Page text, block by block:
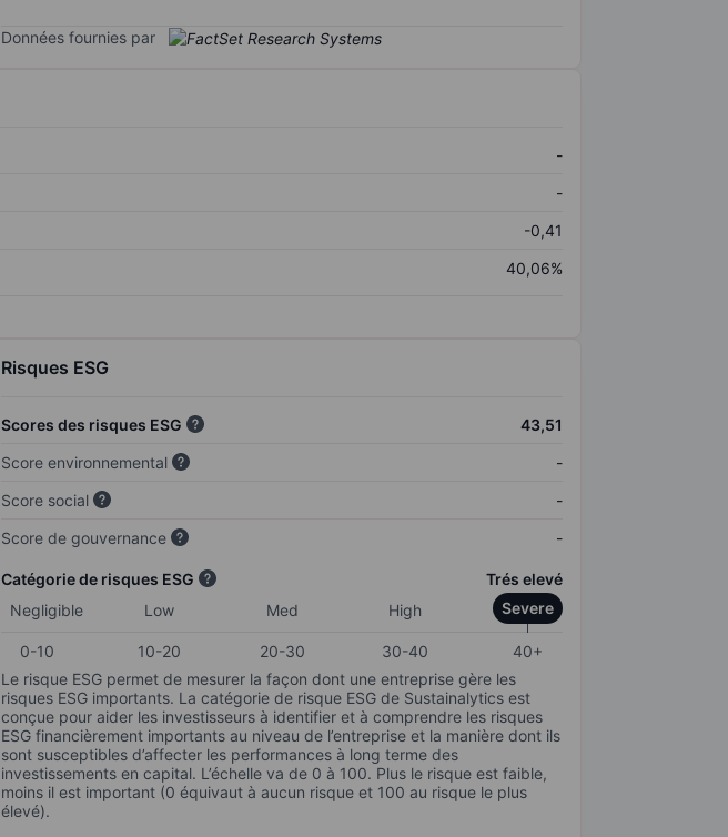
Données fournies par
-
-
-0,41
40,06%
Risques ESG
Scores des risques ESG
43,51
Score environnemental
-
Score social
-
Score de gouvernance
-
Catégorie de risques ESG
Trés elevé
Negligible
Low Med High Severe
0-10 10-20 20-30 30-40
40+
Le risque ESG permet de mesurer la façon dont une entreprise gère les
risques ESG importants. La catégorie de risque ESG de Sustainalytics est
conçue pour aider les investisseurs à identifier et à comprendre les risques
ESG financièrement importants au niveau de l’entreprise et la manière dont ils
sont susceptibles d’affecter les performances à long terme des
investissements en capital. L’échelle va de 0 à 100. Plus le risque est faible,
moins il est important (0 équivaut à aucun risque et 100 au risque le plus
élevé).